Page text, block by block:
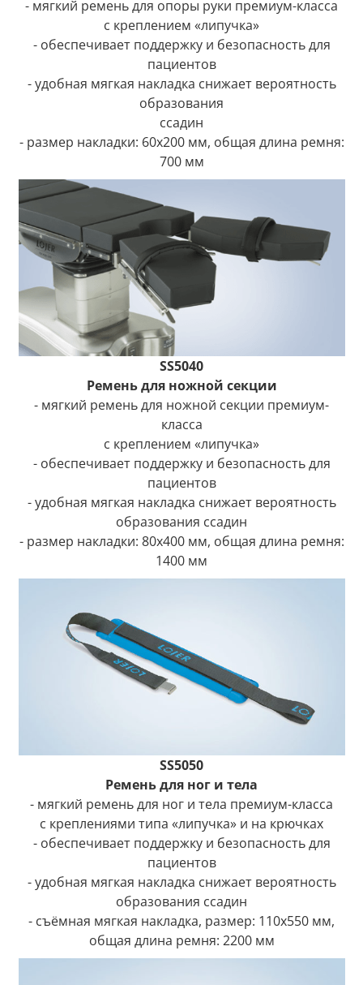
- мягкий ремень для опоры руки премиум-класса
с креплением «липучка»
- обеспечивает поддержку и безопасность для
пациентов
- удобная мягкая накладка снижает вероятность
образования
ссадин
- размер накладки: 60x200 мм, общая длина ремня:
700 мм
SS5040
Ремень для ножной секции
- мягкий ремень для ножной секции премиум-
класса
с креплением «липучка»
- обеспечивает поддержку и безопасность для
пациентов
- удобная мягкая накладка снижает вероятность
образования ссадин
- размер накладки: 80x400 мм, общая длина ремня:
1400 мм
SS5050
Ремень для ног и тела
- мягкий ремень для ног и тела премиум-класса
с креплениями типа «липучка» и на крючках
- обеспечивает поддержку и безопасность для
пациентов
- удобная мягкая накладка снижает вероятность
образования ссадин
- съёмная мягкая накладка, размер: 110x550 мм,
общая длина ремня: 2200 мм